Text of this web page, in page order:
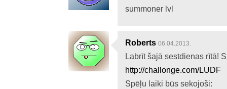
summoner lvl
Roberts 06.04.2013.
Labrīt šajā sestdienas rītā!
http://challonge.com/LUDF
Spēļu laiki būs sekojoši: